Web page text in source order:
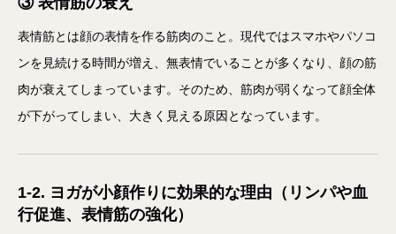
表情筋とは顔の表情を作る筋肉のこと。現代ではスマホやパソコ
ンを見続ける時間が増え、無表情でいることが多くなり、顔の筋
肉が衰えてしまっています。そのため、筋肉が弱くなって顔全体
が下がってしまい、大きく見える原因となっています。
1-2. ヨガが小顔作りに効果的な理由（リンパや血
行促進、表情筋の強化）